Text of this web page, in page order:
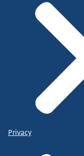
Privacy